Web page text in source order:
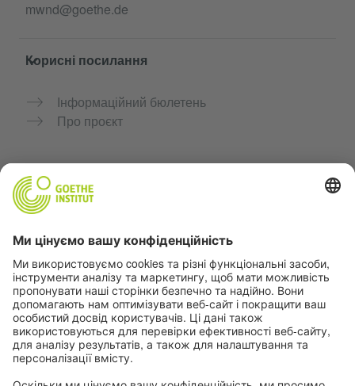
mwnd@goethe.de
Корисні посилання
Інформаційний бюлетень
Про проєкт
Додаткові вебсайти
Community “Deutsch für dich”
Практикуйте німецьку безкоштовно
Курси німецької мови Goethe-Institut
Портал для вчителів «Deutschstunde»
Конфіденційність і доступність